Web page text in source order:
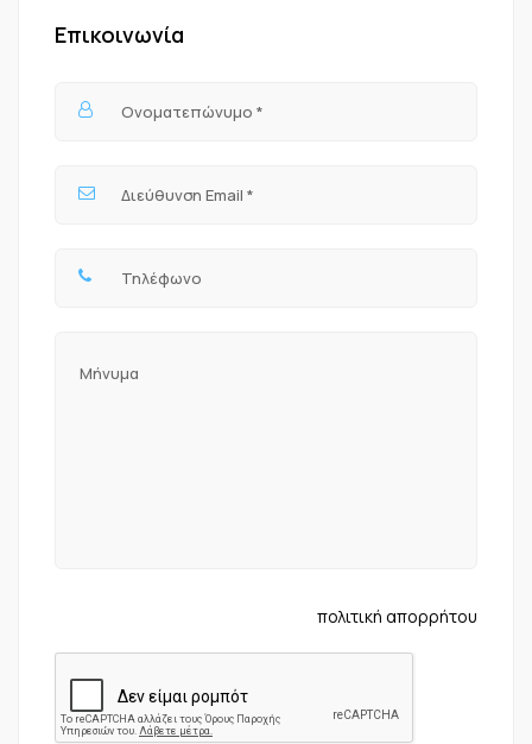
Επικοινωνία
πολιτική απορρήτου